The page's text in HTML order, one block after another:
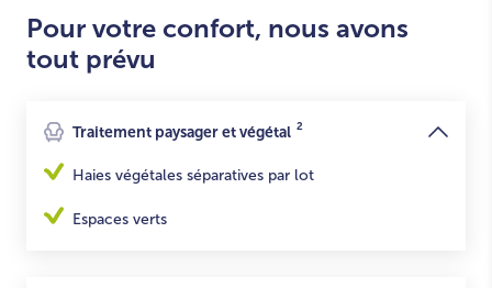
Pour votre confort, nous avons
tout prévu
Traitement paysager et végétal 2
Haies végétales séparatives par lot
Espaces verts